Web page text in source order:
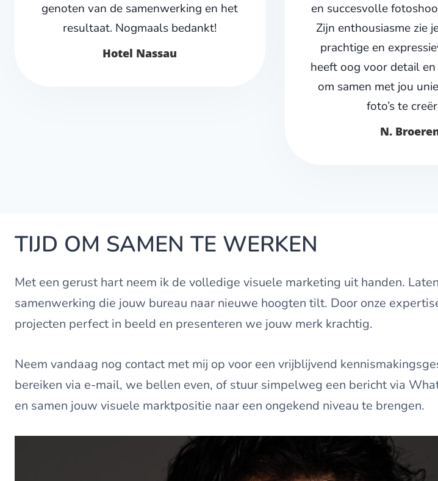
genoten van de samenwerking en het
resultaat. Nogmaals bedankt!
Hotel Nassau
en succesvolle
Zijn enthousiasme zie
prachtige en
heeft oog voor detail
om samen met jou
foto’s te
N.
TIJD OM SAMEN TE WERKEN
Met een gerust hart neem ik de volledige visuele marketing uit handen.
samenwerking die jouw bureau naar nieuwe hoogten tilt. Door onze
projecten perfect in beeld en presenteren we jouw merk krachtig.
Neem vandaag nog contact met mij op voor een vrijblijvend
bereiken via e-mail, we bellen even, of stuur simpelweg een bericht via
en samen jouw visuele marktpositie naar een ongekend niveau te brengen.